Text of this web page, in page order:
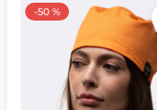
-50 %